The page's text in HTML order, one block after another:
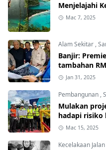
Menjelajahi
Mac 7, 2025
Alam Sekitar ,
Banjir:
tambahan
Jan 31, 2025
Pembangunan ,
Mulakan
hadapi
Mac 15, 2025
Kecelakaan Jalan